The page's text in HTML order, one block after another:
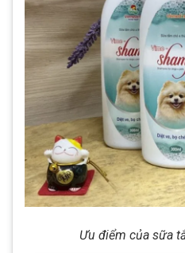
Ưu điểm của sữa